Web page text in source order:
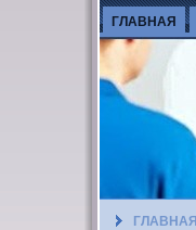
ГЛАВНАЯ
ГЛАВНАЯ